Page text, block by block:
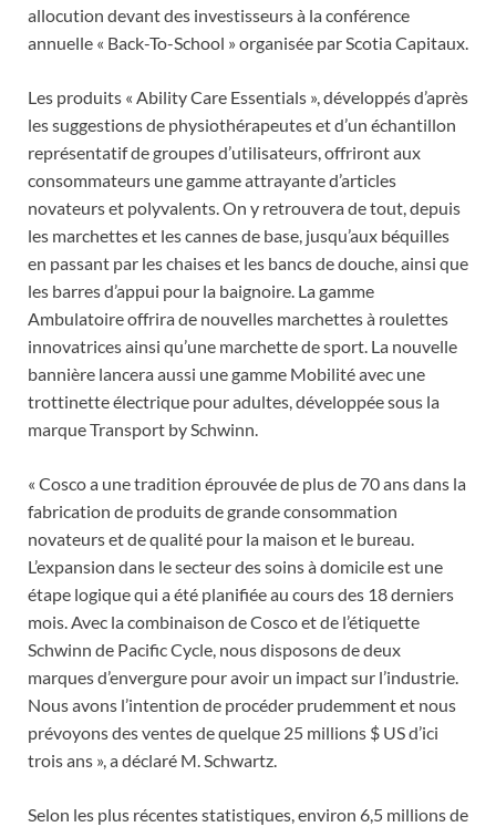
allocution devant des investisseurs à la conférence
annuelle « Back-To-School » organisée par Scotia Capitaux.
Les produits « Ability Care Essentials », développés d’après
les suggestions de physiothérapeutes et d’un échantillon
représentatif de groupes d’utilisateurs, offriront aux
consommateurs une gamme attrayante d’articles
novateurs et polyvalents. On y retrouvera de tout, depuis
les marchettes et les cannes de base, jusqu’aux béquilles
en passant par les chaises et les bancs de douche, ainsi que
les barres d’appui pour la baignoire. La gamme
Ambulatoire offrira de nouvelles marchettes à roulettes
innovatrices ainsi qu’une marchette de sport. La nouvelle
bannière lancera aussi une gamme Mobilité avec une
trottinette électrique pour adultes, développée sous la
marque Transport by Schwinn.
« Cosco a une tradition éprouvée de plus de 70 ans dans la
fabrication de produits de grande consommation
novateurs et de qualité pour la maison et le bureau.
L’expansion dans le secteur des soins à domicile est une
étape logique qui a été planifiée au cours des 18 derniers
mois. Avec la combinaison de Cosco et de l’étiquette
Schwinn de Pacific Cycle, nous disposons de deux
marques d’envergure pour avoir un impact sur l’industrie.
Nous avons l’intention de procéder prudemment et nous
prévoyons des ventes de quelque 25 millions $ US d’ici
trois ans », a déclaré M. Schwartz.
Selon les plus récentes statistiques, environ 6,5 millions de